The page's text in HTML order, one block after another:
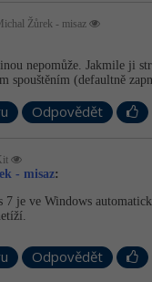
Žůrek - misaz
nepomůže. Jakmile ji
spouštěním (defaultně
Odpovědět
- misaz:
7 je ve Windows
Odpovědět